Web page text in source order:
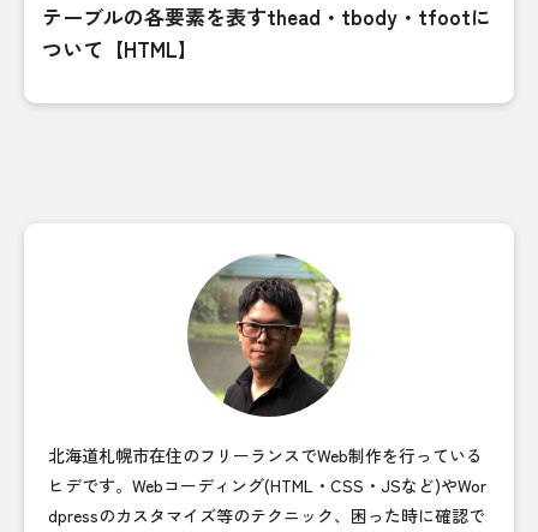
テーブルの各要素を表すthead・tbody・tfootに
ついて【HTML】
北海道札幌市在住のフリーランスでWeb制作を行っている
ヒデです。Webコーディング(HTML・CSS・JSなど)やWor
dpressのカスタマイズ等のテクニック、困った時に確認で